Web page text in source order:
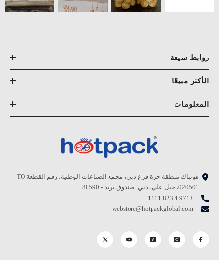
روابط سيعة
الأكثر مبيعًا
المعلومات
هوتباك منطقة حرة فرع دبي، مجمع الصناعات الوطنية، رقم القطعة TO
020501، جبل علي، دبي. صندوق بريد - 80590
+971 4 823 1111
webstore@hotpackglobal.com